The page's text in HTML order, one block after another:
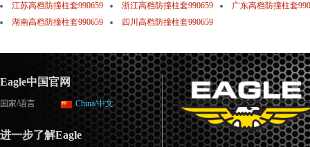
江苏高档防撞柱套990659
浙江高档防撞柱套990659
广东高档防撞柱套
湖南高档防撞柱套990659
四川高档防撞柱套990659
Eagle中国官网
国家/语言 China/中文
进一步了解Eagle